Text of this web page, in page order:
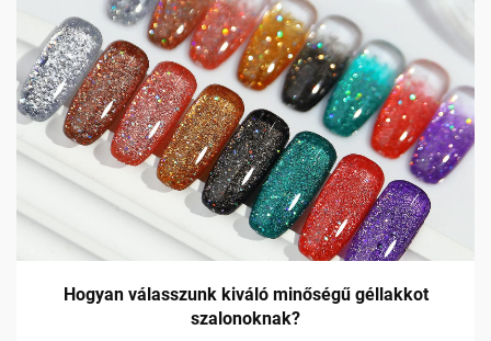
Hogyan válasszunk kiváló minőségű géllakkot
szalonoknak?